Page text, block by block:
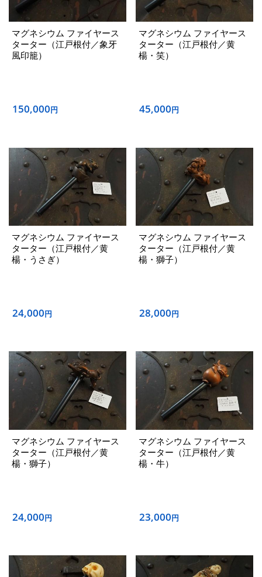
マグネシウム ファイヤース
ターター（江戸根付／象牙
風印籠）
150,000円
マグネシウム ファイヤース
ターター（江戸根付／黄
楊・笑）
45,000円
マグネシウム ファイヤース
ターター（江戸根付／黄
楊・うさぎ）
24,000円
マグネシウム ファイヤース
ターター（江戸根付／黄
楊・獅子）
28,000円
マグネシウム ファイヤース
ターター（江戸根付／黄
楊・獅子）
24,000円
マグネシウム ファイヤース
ターター（江戸根付／黄
楊・牛）
23,000円